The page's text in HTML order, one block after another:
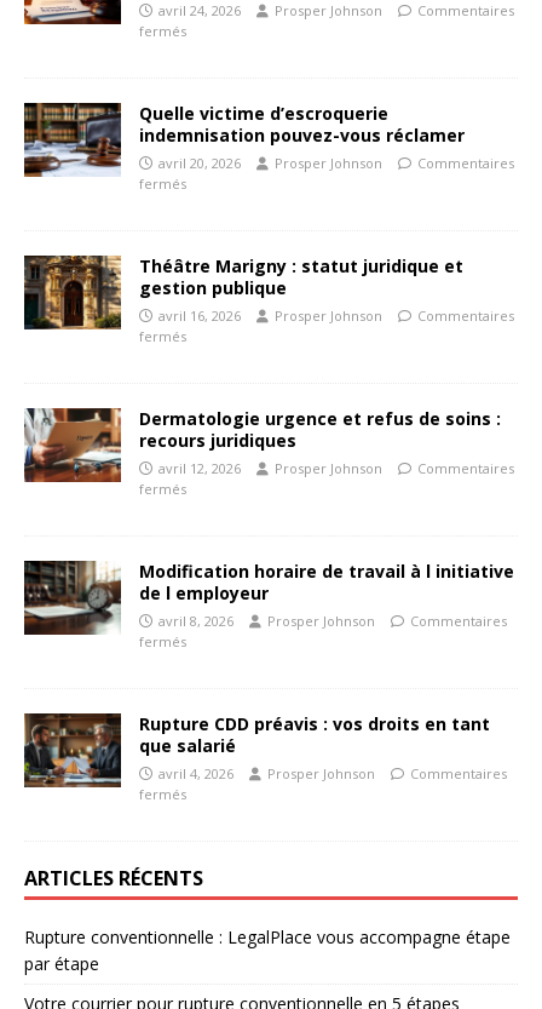
avril 24, 2026 Prosper Johnson
Commentaires
fermés
Quelle victime d’escroquerie
indemnisation pouvez-vous réclamer
avril 20, 2026 Prosper Johnson
Commentaires
fermés
Théâtre Marigny : statut juridique et
gestion publique
avril 16, 2026 Prosper Johnson
Commentaires
fermés
Dermatologie urgence et refus de soins :
recours juridiques
avril 12, 2026 Prosper Johnson
Commentaires
fermés
Modification horaire de travail à l initiative
de l employeur
avril 8, 2026 Prosper Johnson
Commentaires
fermés
Rupture CDD préavis : vos droits en tant
que salarié
avril 4, 2026 Prosper Johnson
Commentaires
fermés
ARTICLES RÉCENTS
Rupture conventionnelle : LegalPlace vous accompagne étape
par étape
Votre courrier pour rupture conventionnelle en 5 étapes